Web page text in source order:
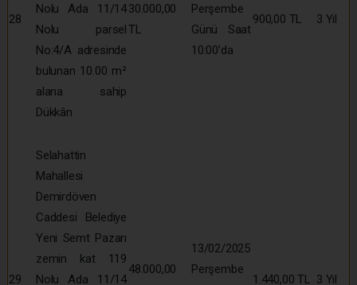
28
Nolu Ada 11/14
Nolu parsel
No:4/A adresinde
bulunan 10.00 m²
alana sahip
Dükkân
30.000,00
TL
Perşembe
Günü Saat
10:00’da
900,00 TL 3 Yıl
29
Selahattin
Mahallesi
Demirdöven
Caddesi Belediye
Yeni Semt Pazarı
zemin kat 119
Nolu Ada 11/14
48.000,00
13/02/2025
Perşembe
1.440,00 TL 3 Yıl